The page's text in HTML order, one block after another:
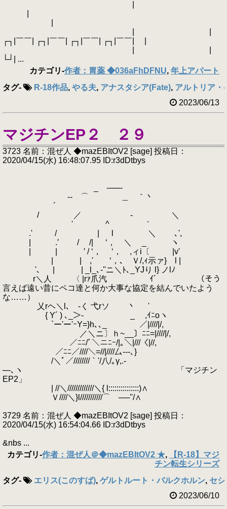
┌┐|￣￣| ┌┐|￣￣| ┌┐|￣￣| ┌┐|￣￣| |
└┘| ...
カテゴリ-作者：胃薬 ◆036aFhDFNU, 年上アパート
タグ- R-18作品, やる夫, アナスタシア(Fate), アルトリア・
2023/06/13
マジチンEP２ ２９
3723 名前：混ぜ人 ◆mazEBItOV2 [sage] 投稿日：
2020/04/15(水) 16:48:07.95 ID:r3dDtbys
_ -──-
-‐ ⌒ ＿ ｀丶
´
/ ／ - ＼
' ^ ｀
.' / | l ＼ ､',
| .′ / /| ‘， ＼ _ ヽ
| | ′ / ‘， ‘， ,ィi〔 |v'
| | ,' ‘，､ Ｖ/,ｨ示ァ} l |
'､ | | _l_､‐''ニ＼ﾄ､_YJり l} ノlﾉ
r＼人 〈 |rｧ爪汽 ｲ´ （そう
言えば遠い昔にペコ達と何か大事な協定を結んでいたよう
な……）
乂rヘ＼l､ -く 弋rソ 丶 '
{ Y´ ) ､_＞- ゝ _ ,ｲﾆoヽ
`ー'ー'ｰY=}h､､_ ／|////|/,
／＼ニ〕ｈ~__〕ﾆﾆ=|////|/,
／ﾆﾆ/ﾞ＼ニﾆｰ/|｡＼|///〈|//,
／ﾆﾆ／////＼=//|////厶---､}
/＼ﾟ／////////｀'/八/｡γ,.-
─-､ヽ 「マジチン
EP2」
| //＼/////////////＼{ l:::::::::::::::)∧
Ｖ////＼}l///////////⌒ゝ──''/∧
3729 名前：混ぜ人 ◆mazEBItOV2 [sage] 投稿日：
2020/04/15(水) 16:54:04.66 ID:r3dDtbys
&nbs ...
カテゴリ-作者：混ぜ人＠◆mazEBItOV2 ★,
【R-18】マジ
チン転生シリーズ
タグ- エリス(このすば), ゲルトルート・バルクホルン, セ
2023/06/10